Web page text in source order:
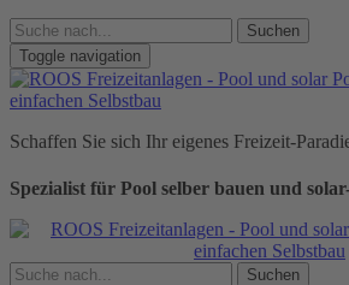
Suchen
Toggle navigation
Schaffen Sie sich Ihr eigenes Freizeit-
Spezialist für Pool selber bauen und
Suchen